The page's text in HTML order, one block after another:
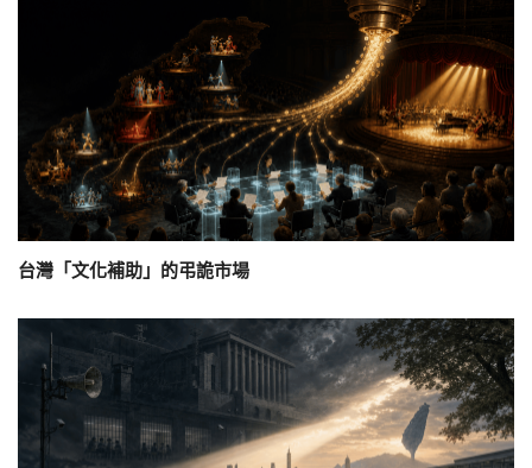
台灣「文化補助」的弔詭市場